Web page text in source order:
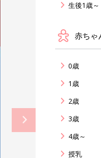
生後1歳～
赤ちゃ
0歳
1歳
2歳
3歳
4歳～
授乳